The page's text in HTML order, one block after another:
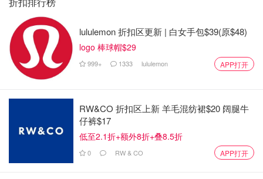
来源：usatoday，metro
「该长文章来自@行走在纽约的大薯条-北美省钱快报，版
权归原作者所有」
诉！
是momo酱
反转！Aurora入室盗窃案中，被警察击
lululemon 折扣区更新 | 白女手包$39(原$48)
logo 棒球帽$29
999+ 1333 lululemon APP打开
RW&CO 折扣区上新 羊毛混纺裙$20 阔腿牛
仔裤$17
低至2.1折+额外8折+叠8.5折
0 RW & CO APP打开